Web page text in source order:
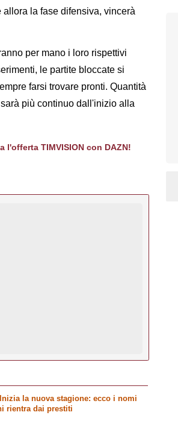
la fase difensiva, vincerà
per mano i loro rispettivi
le partite bloccate si
farsi trovare pronti. Quantità
più continuo dall'inizio alla
l'offerta TIMVISION con DAZN!
Inizia la nuova stagione: ecco i nomi
rientra dai prestiti